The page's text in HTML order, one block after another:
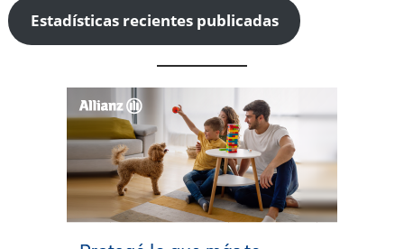
Estadísticas recientes publicadas